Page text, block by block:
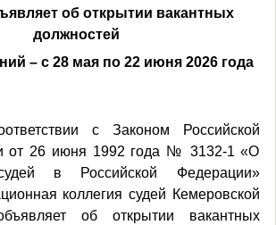
об открытии вакантных
должностей
– с 28 мая по 22 июня 2026 года
с Законом Российской
от 26 июня 1992 года № 3132-1 «О
в Российской Федерации»
коллегия судей Кемеровской
об открытии вакантных